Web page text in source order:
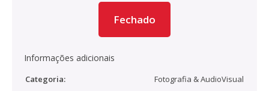
Fechado
Informações adicionais
Categoria:
Fotografia & AudioVisual